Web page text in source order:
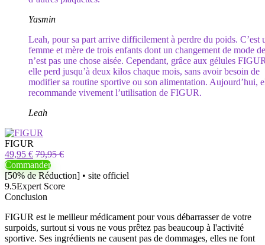
Yasmin
Leah, pour sa part arrive difficilement à perdre du poids. C’est
femme et mère de trois enfants dont un changement de mode
n’est pas une chose aisée. Cependant, grâce aux gélules
elle perd jusqu’à deux kilos chaque mois, sans avoir besoin de
modifier sa routine sportive ou son alimentation. Aujourd’hui,
recommande vivement l’utilisation de FIGUR.
Leah
FIGUR
49,95 € 79,95 €
Commander
[50% de Réduction] • site officiel
9.5Expert Score
Conclusion
FIGUR est le meilleur médicament pour vous débarrasser de votre
surpoids, surtout si vous ne vous prêtez pas beaucoup à l'activité
sportive. Ses ingrédients ne causent pas de dommages, elles ne font